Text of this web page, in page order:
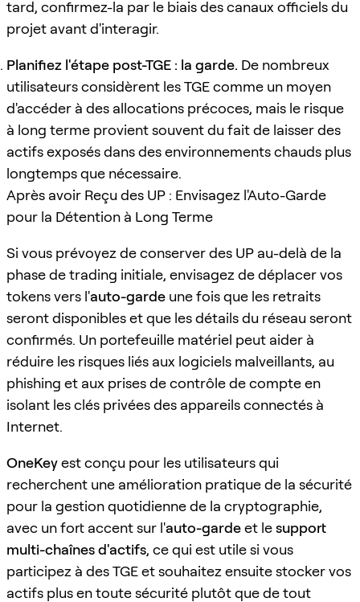
tard, confirmez-la par le biais des canaux officiels du
projet avant d'interagir.
Planifiez l'étape post-TGE : la garde. De nombreux
utilisateurs considèrent les TGE comme un moyen
d'accéder à des allocations précoces, mais le risque
à long terme provient souvent du fait de laisser des
actifs exposés dans des environnements chauds plus
longtemps que nécessaire.
Après avoir Reçu des UP : Envisagez l'Auto-Garde
pour la Détention à Long Terme
Si vous prévoyez de conserver des UP au-delà de la
phase de trading initiale, envisagez de déplacer vos
tokens vers l'auto-garde une fois que les retraits
seront disponibles et que les détails du réseau seront
confirmés. Un portefeuille matériel peut aider à
réduire les risques liés aux logiciels malveillants, au
phishing et aux prises de contrôle de compte en
isolant les clés privées des appareils connectés à
Internet.
OneKeyest conçu pour les utilisateurs qui
recherchent une amélioration pratique de la sécurité
pour la gestion quotidienne de la cryptographie,
avec un fort accent sur l'auto-gardeet lesupport
multi-chaînes d'actifs, ce qui est utile si vous
participez à des TGE et souhaitez ensuite stocker vos
actifs plus en toute sécurité plutôt que de tout